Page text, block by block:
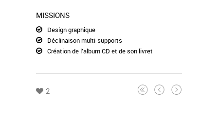
MISSIONS
Design graphique
Déclinaison multi-supports
Création de l’album CD et de son livret
2